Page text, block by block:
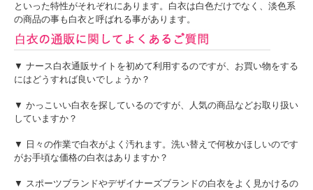
*同じデザインの女性用ケーシージャケット
○MZ-0048 ケーシージャケット レディス
*同じ素材を使ったシンプルデザインの男女兼用タイプのケーシージャケット
*その他の男性用ケーシージャケットも多数取り揃えております
といった特性がそれぞれにあります。白衣は白色だけでなく、淡色系
の商品の事も白衣と呼ばれる事があります。
▼ ナース白衣通販サイトを初めて利用するのですが、お買い物をする
にはどうすれば良いでしょうか？
▼ かっこいい白衣を探しているのですが、人気の商品などお取り扱い
していますか？
▼ 日々の作業で白衣がよく汚れます。洗い替えで何枚かほしいのです
がお手頃な価格の白衣はありますか？
▼ スポーツブランドやデザイナーズブランドの白衣をよく見かけるの